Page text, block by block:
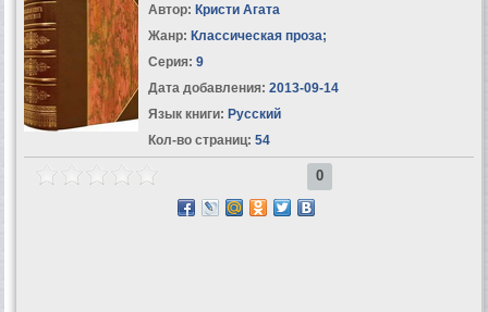
Автор: Кристи Агата
Жанр: Классическая проза;
Серия: 9
Дата добавления: 2013-09-14
Язык книги: Русский
Кол-во страниц: 54
0